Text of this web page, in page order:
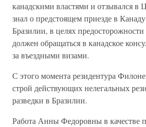
канадскими властями и отзывался в
знал о предстоящем приезде в
Бразилии, в целях
должен обращаться в канадское
за въездными визами.
С этого момента резидентура
строй действующих нелегальных
разведки в Бразилии.
Работа Анны Федоровны в